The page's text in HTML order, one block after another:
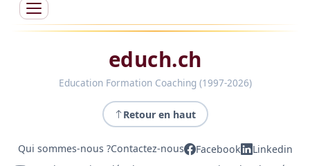
educh.ch
Education Formation Coaching (1997-2026)
Retour en haut
Qui sommes-nous ?Contactez-nous Facebook
Linkedin